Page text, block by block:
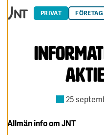
E
R
A
A
A
Hoppa till innehåll
PRIVAT FÖRETAG
25
Allmän info om JNT